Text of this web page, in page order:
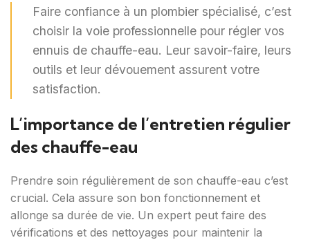
Faire confiance à un plombier spécialisé, c’est
choisir la voie professionnelle pour régler vos
ennuis de chauffe-eau. Leur savoir-faire, leurs
outils et leur dévouement assurent votre
satisfaction.
L’importance de l’entretien régulier
des chauffe-eau
Prendre soin régulièrement de son chauffe-eau c’est
crucial. Cela assure son bon fonctionnement et
allonge sa durée de vie. Un expert peut faire des
vérifications et des nettoyages pour maintenir la